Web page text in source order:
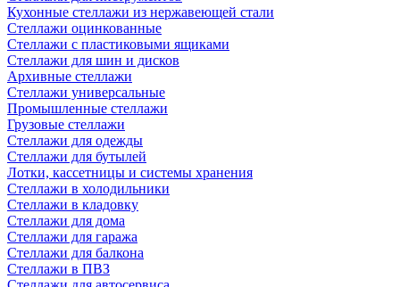
Кухонные стеллажи из нержавеющей стали
Стеллажи оцинкованные
Стеллажи с пластиковыми ящиками
Стеллажи для шин и дисков
Архивные стеллажи
Стеллажи универсальные
Промышленные стеллажи
Грузовые стеллажи
Стеллажи для одежды
Стеллажи для бутылей
Лотки, кассетницы и системы хранения
Стеллажи в холодильники
Стеллажи в кладовку
Стеллажи для дома
Стеллажи для гаража
Стеллажи для балкона
Стеллажи в ПВЗ